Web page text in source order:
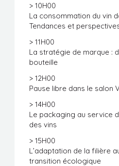
> 10H00
La consommation du vin
Tendances et
> 11H00
La stratégie de marque :
bouteille
> 12H00
Pause libre dans le salon
> 14H00
Le packaging au service
des vins
> 15H00
L’adaptation de la filière
transition écologique